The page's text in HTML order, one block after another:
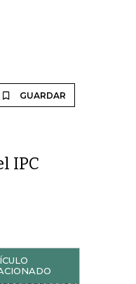
GUARDAR
IPC